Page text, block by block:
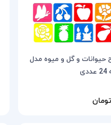
حیوانات و گل و میوه مدل